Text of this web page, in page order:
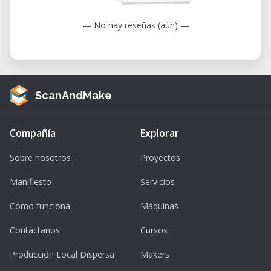
de transfert thermique, pochoirs, etc.
VersaWorks, compatible avec Illustrator et
Corel Draw
Le GX-24 offre de la flexibilité tant pour les
applications créatives que commerciales :
vinyle pour les panneaux intérieurs et
extérieurs, autocollants pour véhicules et
graphiques pour magasins.
— No hay reseñas (aún) —
ScanAndMake
Compañía
Sobre nosotros
Manifiesto
Cómo funciona
Contáctanos
Producción Local Dispersa
Explorar
Proyectos
Servicios
Máquinas
Cursos
Makers